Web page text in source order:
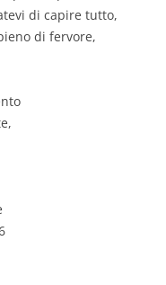
di capire tutto,
di fervore,